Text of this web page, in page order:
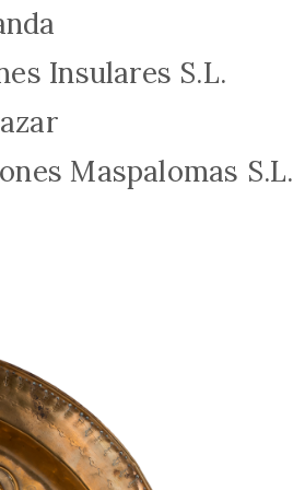
Insulares S.L.
Maspalomas S.L.